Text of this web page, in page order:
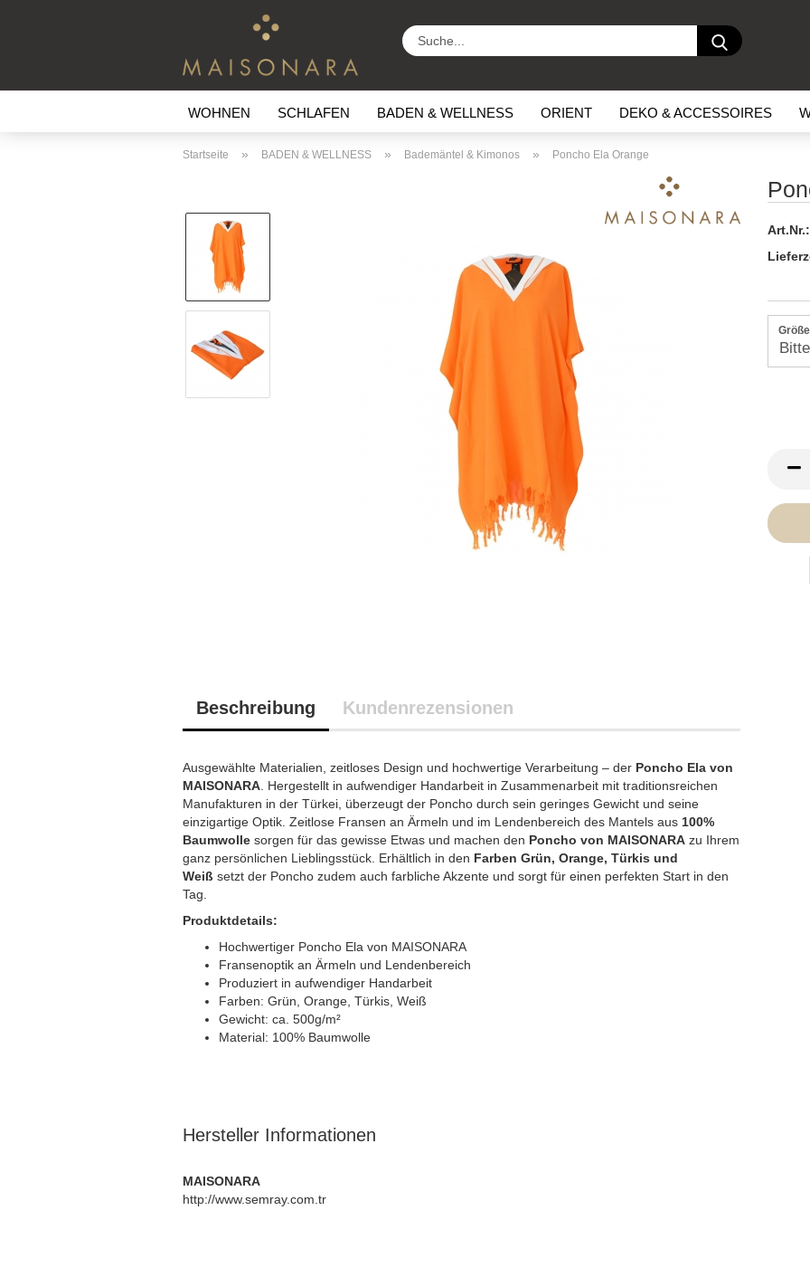
Suche...
WOHNEN SCHLAFEN BADEN & WELLNESS ORIENT DEKO & ACCESSOIRES
Startseite » BADEN & WELLNESS » Bademäntel & Kimonos » Poncho Ela Orange
Art.Nr.:
Beschreibung Kundenrezensionen
Ausgewählte Materialien, zeitloses Design und hochwertige Verarbeitung – der Poncho Ela von
MAISONARA . Hergestellt in aufwendiger Handarbeit in Zusammenarbeit mit traditionsreichen
Manufakturen in der Türkei, überzeugt der Poncho durch sein geringes Gewicht und seine
einzigartige Optik. Zeitlose Fransen an Ärmeln und im Lendenbereich des Mantels aus 100%
Baumwolle sorgen für das gewisse Etwas und machen den Poncho von MAISONARA zu Ihrem
ganz persönlichen Lieblingsstück. Erhältlich in den Farben Grün, Orange, Türkis und
Weiß setzt der Poncho zudem auch farbliche Akzente und sorgt für einen perfekten Start in den
Tag.
Produktdetails:
Hochwertiger Poncho Ela von MAISONARA
Fransenoptik an Ärmeln und Lendenbereich
Produziert in aufwendiger Handarbeit
Farben: Grün, Orange, Türkis, Weiß
Gewicht: ca. 500g/m²
Material: 100% Baumwolle
Hersteller Informationen
MAISONARA
http://www.semray.com.tr